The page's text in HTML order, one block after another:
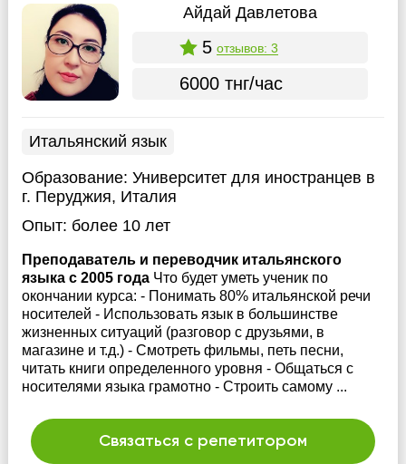
Айдай Давлетова
5 отзывов: 3
6000 тнг/час
Итальянский язык
Образование: Университет для иностранцев в
г. Перуджия, Италия
Опыт: более 10 лет
Преподаватель и переводчик итальянского
языка с 2005 года Что будет уметь ученик по
окончании курса: - Понимать 80% итальянской речи
носителей - Использовать язык в большинстве
жизненных ситуаций (разговор с друзьями, в
магазине и т.д.) - Смотреть фильмы, петь песни,
читать книги определенного уровня - Общаться с
носителями языка грамотно - Строить самому ...
Связаться с репетитором